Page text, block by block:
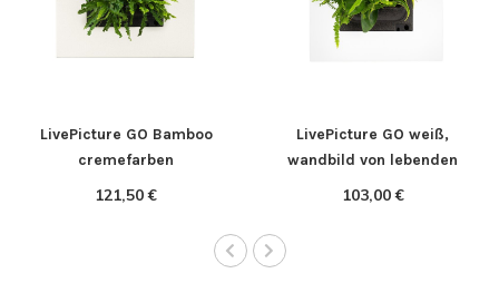
LivePicture GO Bamboo
cremefarben
121,50 €
LivePicture GO weiß,
wandbild von lebenden
Pflanzen
103,00 €